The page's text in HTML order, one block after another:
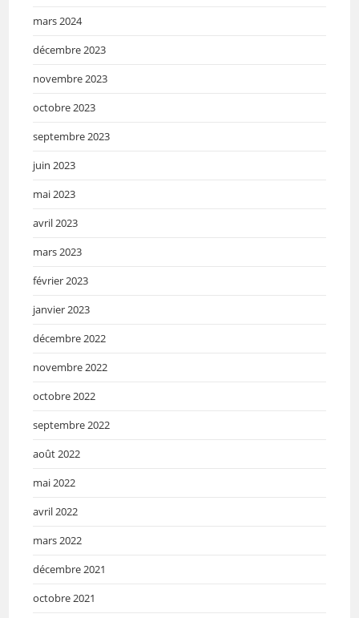
mars 2024
décembre 2023
novembre 2023
octobre 2023
septembre 2023
juin 2023
mai 2023
avril 2023
mars 2023
février 2023
janvier 2023
décembre 2022
novembre 2022
octobre 2022
septembre 2022
août 2022
mai 2022
avril 2022
mars 2022
décembre 2021
octobre 2021